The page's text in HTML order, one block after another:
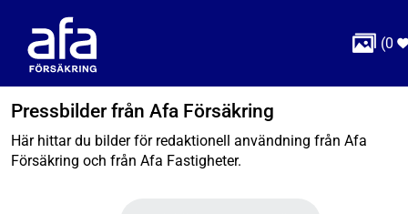
 (0
Pressbilder från Afa Försäkring
Här hittar du bilder för redaktionell användning från Afa
Försäkring och från Afa Fastigheter.